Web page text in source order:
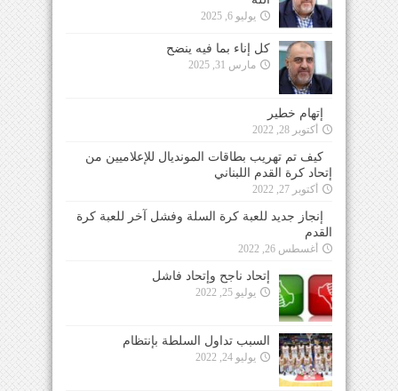
يوليو 6, 2025
كل إناء بما فيه ينضح
مارس 31, 2025
إتهام خطير
أكتوبر 28, 2022
كيف تم تهريب بطاقات المونديال للإعلاميين من
إتحاد كرة القدم اللبناني
أكتوبر 27, 2022
إنجاز جديد للعبة كرة السلة وفشل آخر للعبة كرة
القدم
أغسطس 26, 2022
إتحاد ناجح وإتحاد فاشل
يوليو 25, 2022
السبب تداول السلطة بإنتظام
يوليو 24, 2022